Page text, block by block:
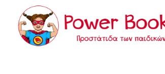
Power
Power